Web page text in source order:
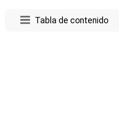
Tabla de contenido